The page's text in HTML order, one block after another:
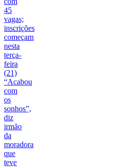
45
vagas;
inscrições
começam
nesta
terça-
feira
(21)
“Acabou
com
os
sonhos”,
diz
irmão
da
moradora
que
teve